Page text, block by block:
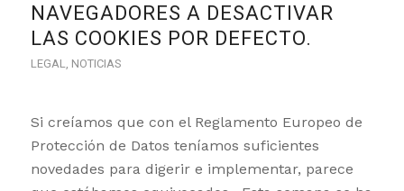
NAVEGADORES A DESACTIVAR
LAS COOKIES POR DEFECTO.
LEGAL, NOTICIAS
Si creíamos que con el Reglamento Europeo de
Protección de Datos teníamos suficientes
novedades para digerir e implementar, parece